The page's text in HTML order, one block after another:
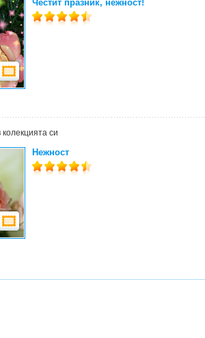
Честит празник, нежност!
си
Нежност